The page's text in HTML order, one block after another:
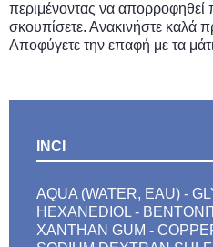
περιμένοντας να
σκουπίσετε. Ανακινήστε καλά
Αποφύγετε την επαφή με τα
INCI
AQUA (WATER, EAU) -
HEXANEDIOL -
XANTHAN GUM -